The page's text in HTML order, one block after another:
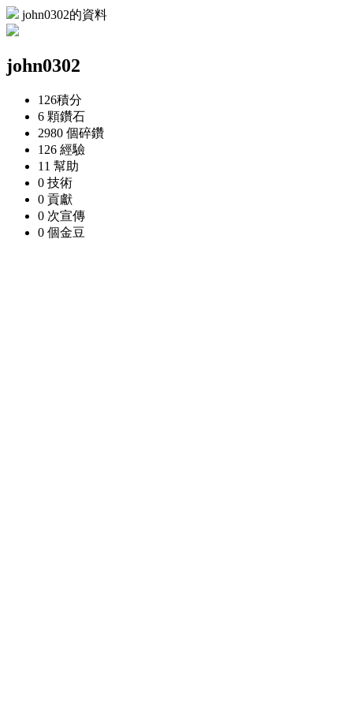
john0302的資料
john0302
126積分
6 顆鑽石
2980 個碎鑽
126 經驗
11 幫助
0 技術
0 貢獻
0 次宣傳
0 個金豆